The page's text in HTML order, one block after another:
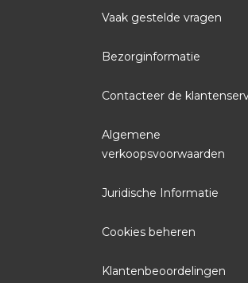
Vaak gestelde vragen
Bezorginformatie
Contacteer de
Algemene
verkoopsvoorwaarden
Juridische Informatie
Cookies beheren
Klantenbeoordelingen